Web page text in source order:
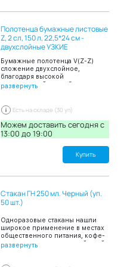
биологических жидкостей,
для гигиеничного и
комфортного проведения
процедур. Упаковка в форме
рулона удобна в применении и
хранении. Цвет: белый. Размер:
80х200 см. В рулоне: 100
простыней. разделены
перфорацией.
Полотенца бумажные листовые
Z, 2 сл, 150 л, 22,5*24 см -
двухслойные УЗКИЕ
Бумажные полотенца V(Z-Z)
сложение двухслойное,
благодаря высокой
впитывающей способности
эффективно и быстро
листов.
развернуть
Есть на складе (30 уп)
Можем доставить сегодня c
13:00 до 19:00
Купить
Стакан ГН 250 мл. Черный (уп.
50 шт.)
Одноразовые стаканы нашли
широкое применение в местах
общественного питания, кофе-
шопов, киосков с уличной едой,
развернуть